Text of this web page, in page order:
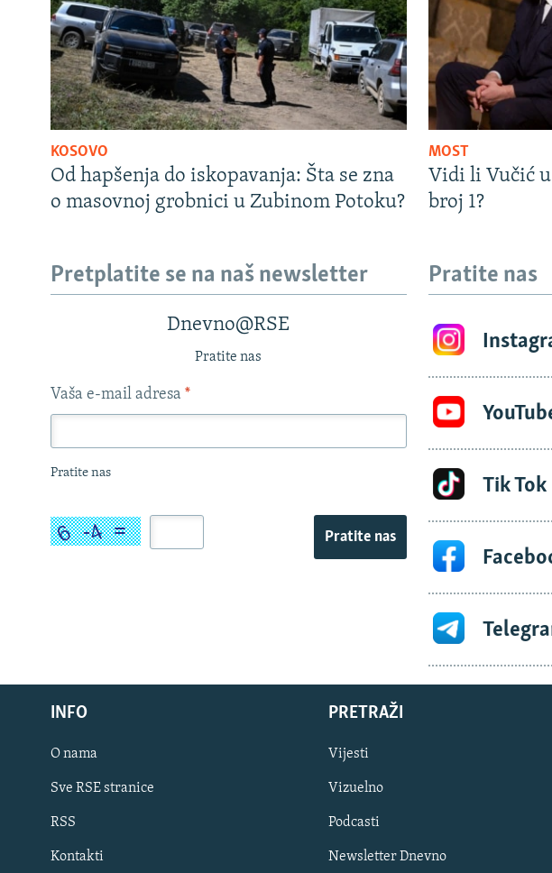
KOSOVO
Od hapšenja do iskopavanja: Šta se zna
o masovnoj grobnici u Zubinom Potoku?
MOST
Vidi li Vučić
broj 1?
Pretplatite se na naš newsletter
Dnevno@RSE
Pratite nas
Vaša e-mail adresa *
Pratite nas
Pratite nas
Pratite nas
Tik Tok
INFO
O nama
Sve RSE stranice
RSS
Kontakti
PRETRAŽI
Vijesti
Vizuelno
Podcasti
Newsletter Dnevno